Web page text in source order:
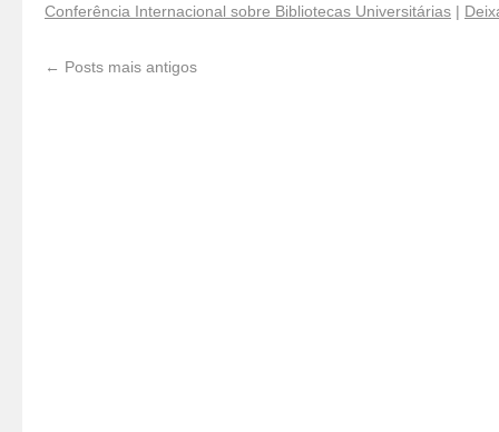
Conferência Internacional sobre Bibliotecas Universitárias |
← Posts mais antigos